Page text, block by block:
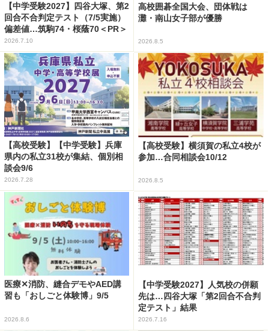
【中学受験2027】四谷大塚、第2
回合不合判定テスト（7/5実施）
偏差値…筑駒74・桜蔭70＜PR＞
2026.7.10
高校囲碁全国大会、団体戦は
灘・南山女子部が優勝
2026.8.5
【高校受験】【中学受験】兵庫
県内の私立31校が集結、個別相
談会9/6
2026.7.28
【高校受験】横須賀の私立4校が
参加…合同相談会10/12
2026.8.5
医療✕消防、縫合デモやAED講
習も「おしごと体験博」9/5
2026.8.6
【中学受験2027】人気校の併願
先は…四谷大塚「第2回合不合判
定テスト」結果
2026.7.16